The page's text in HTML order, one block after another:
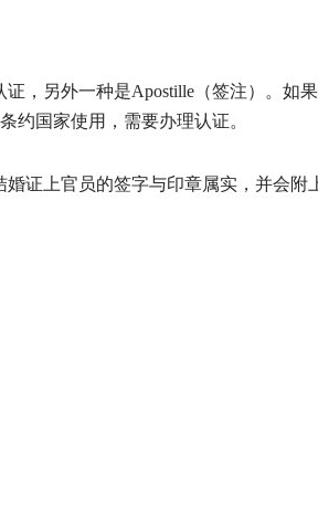
，另外一种是Apostille（签注）。如
约国家使用，需要办理认证。
证上官员的签字与印章属实，并会附